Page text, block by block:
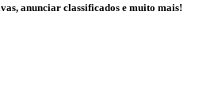
anunciar classificados e muito mais!